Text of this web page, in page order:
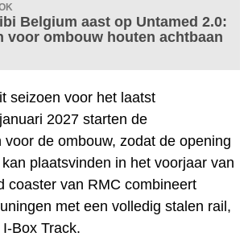
Belgium aast op Untamed 2.0:
voor ombouw houten achtbaan
seizoen voor het laatst
2027 starten de
de ombouw, zodat de opening
plaatsvinden in het voorjaar van
coaster van RMC combineert
met een volledig stalen rail,
Box Track.